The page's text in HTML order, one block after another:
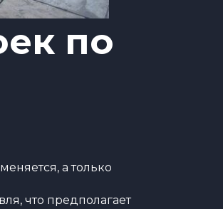
по
а только
что предполагает